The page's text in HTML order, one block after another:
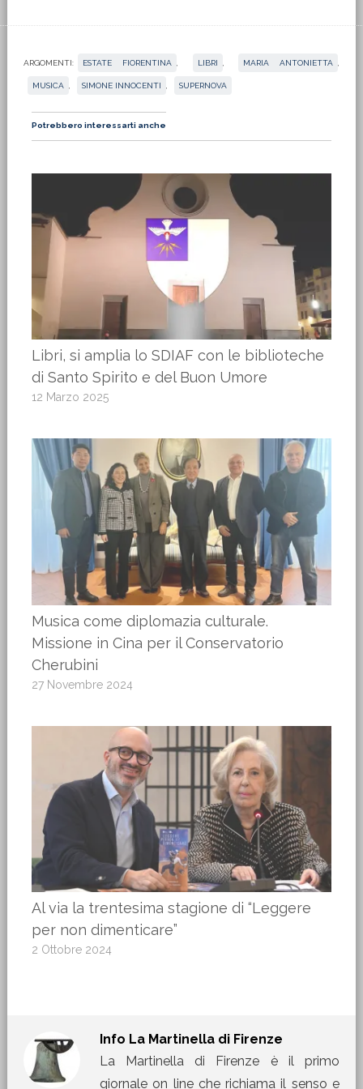
ARGOMENTI: ESTATE FIORENTINA LIBRI MARIA ANTONIETTA
MUSICA SIMONE INNOCENTI SUPERNOVA
Potrebbero interessarti anche
Libri, si amplia lo SDIAF con le biblioteche
di Santo Spirito e del Buon Umore
12 Marzo 2025
Musica come diplomazia culturale.
Missione in Cina per il Conservatorio
Cherubini
27 Novembre 2024
Al via la trentesima stagione di “Leggere
per non dimenticare”
2 Ottobre 2024
Info La Martinella di Firenze
La Martinella di Firenze è il primo
giornale on line che richiama il senso e